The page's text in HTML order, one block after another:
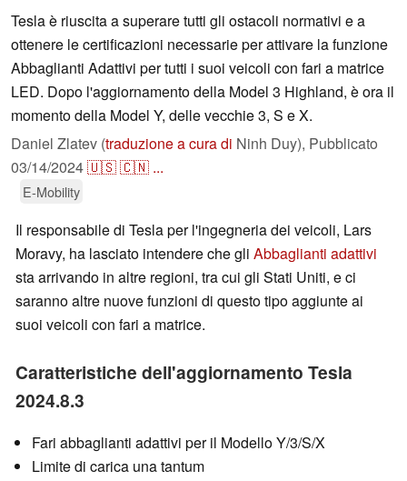
Tesla è riuscita a superare tutti gli ostacoli normativi e a
ottenere le certificazioni necessarie per attivare la funzione
Abbaglianti Adattivi per tutti i suoi veicoli con fari a matrice
LED. Dopo l'aggiornamento della Model 3 Highland, è ora il
momento della Model Y, delle vecchie 3, S e X.
Daniel Zlatev (traduzione a cura di Ninh Duy), Pubblicato
03/14/2024🇺🇸🇨🇳 ...
E-Mobility
Il responsabile di Tesla per l'ingegneria dei veicoli, Lars
Moravy, ha lasciato intendere che gli Abbaglianti adattivi
sta arrivando in altre regioni, tra cui gli Stati Uniti, e ci
saranno altre nuove funzioni di questo tipo aggiunte ai
suoi veicoli con fari a matrice.
Caratteristiche dell'aggiornamento Tesla
2024.8.3
Fari abbaglianti adattivi per il Modello Y/3/S/X
Limite di carica una tantum